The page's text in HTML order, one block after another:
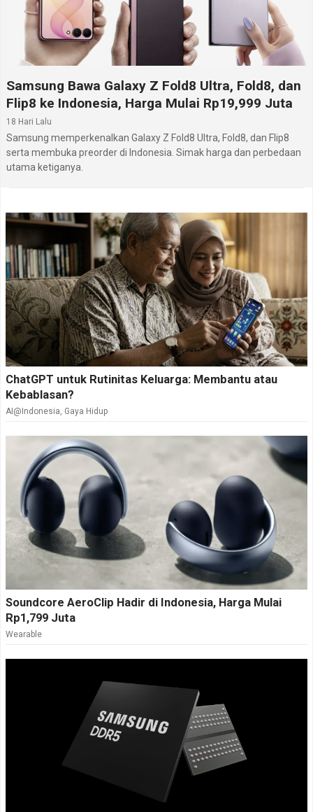
Informasi lengkap Honor X8 5G dapat dipelajari pada
halamanHonor X8 5G. Di situs hpini, kamu juga
dapat mengikuti daftar lengkap hp Honor terbaru
lainnya melalui segmen hp Honor terbaru.
Samsung Bawa Galaxy Z Fold8 Ultra, Fold8, dan
Flip8 ke Indonesia, Harga Mulai Rp19,999 Juta
18 Hari Lalu
Samsung memperkenalkan Galaxy Z Fold8 Ultra, Fold8, dan Flip8
serta membuka preorder di Indonesia. Simak harga dan perbedaan
utama ketiganya.
ChatGPT untuk Rutinitas Keluarga: Membantu atau
Kebablasan?
AI@Indonesia Gaya Hidup
Soundcore AeroClip Hadir di Indonesia, Harga Mulai
Rp1,799 Juta
Wearable